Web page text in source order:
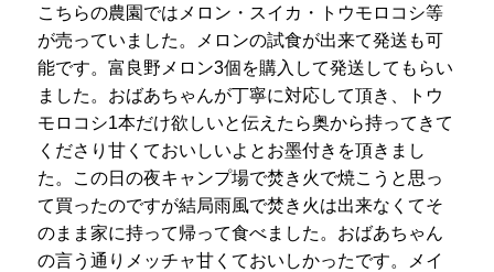
こちらの農園ではメロン・スイカ・トウモロコシ等
が売っていました。メロンの試食が出来て発送も可
能です。富良野メロン3個を購入して発送してもらい
ました。おばあちゃんが丁寧に対応して頂き、トウ
モロコシ1本だけ欲しいと伝えたら奥から持ってきて
くださり甘くておいしいよとお墨付きを頂きまし
た。この日の夜キャンプ場で焚き火で焼こうと思っ
て買ったのですが結局雨風で焚き火は出来なくてそ
のまま家に持って帰って食べました。おばあちゃん
の言う通りメッチャ甘くておいしかったです。メイ